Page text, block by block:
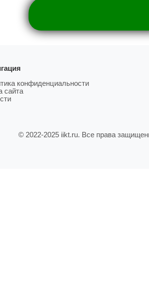
конфиденциальности
сайта
© 2022-2025 iikt.ru. Все права